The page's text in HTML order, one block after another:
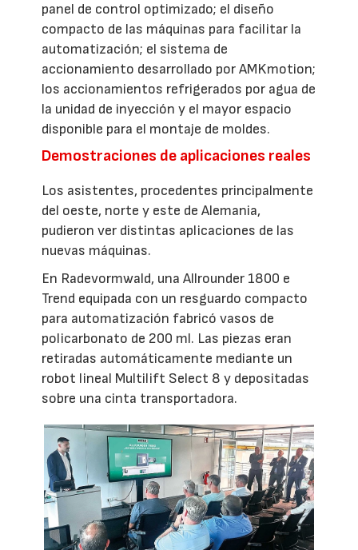
panel de control optimizado; el diseño
compacto de las máquinas para facilitar la
automatización; el sistema de
accionamiento desarrollado por AMKmotion;
los accionamientos refrigerados por agua de
la unidad de inyección y el mayor espacio
disponible para el montaje de moldes.
Demostraciones de aplicaciones reales
Los asistentes, procedentes principalmente
del oeste, norte y este de Alemania,
pudieron ver distintas aplicaciones de las
nuevas máquinas.
En Radevormwald, una Allrounder 1800 e
Trend equipada con un resguardo compacto
para automatización fabricó vasos de
policarbonato de 200 ml. Las piezas eran
retiradas automáticamente mediante un
robot lineal Multilift Select 8 y depositadas
sobre una cinta transportadora.